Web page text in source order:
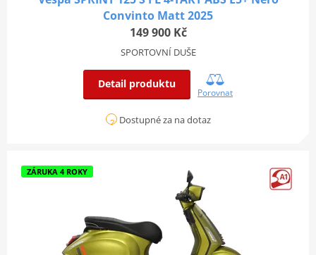
Convinto Matt 2025
149 900 Kč
SPORTOVNÍ DUŠE
Detail produktu
Porovnat
Dostupné za na dotaz
ZÁRUKA 4 ROKY